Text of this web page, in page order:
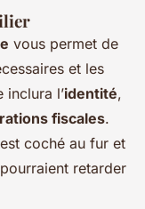
vous permet de
et les
inclura l’identité,
fiscales.
coché au fur et
retarder